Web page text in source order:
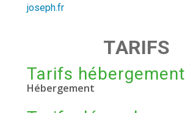
joseph.fr
TARIFS
Tarifs hébergement
Hébergement